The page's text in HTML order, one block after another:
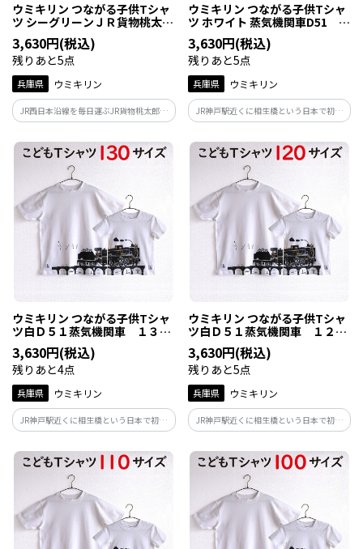
ウミキリン つながる子供Tシャ
ツ シーグリーンＪＲ貨物桃太
郎 ９０ｃｍ
3,630円(税込)
残りあと5点
兵庫県 ウミキリン
JR西日本沿線を毎日運ぶJR貨物桃太郎！
関西ではお馴染みの車両です。青い車体に
黄色ライン『 EF210形 桃太郎 』というニ
ックネームでも親しまれていてとっても
人気です！
ウミキリン つながる子供Tシャ
ツ ホワイト 蒸気機関車D51
140cm
3,630円(税込)
残りあと5点
兵庫県 ウミキリン
JR神戸駅近くに相生橋という日本で初め
て線路の上をまたぐ跨線橋があった事か
らこの地に展示されたD51。その跨線橋を
走るD51と神戸の風景をいれたデザイン
に！親子でつながって神戸駅のD51を見に
行こう。
ウミキリン つながる子供Tシャ
ツ白Ｄ５１蒸気機関車 １３０
3,630円(税込)
残りあと4点
兵庫県 ウミキリン
JR神戸駅近くに相生橋という日本で初め
て線路の上をまたぐ跨線橋があった事か
らこの地に展示されたD51。その跨線橋を
走るD51と神戸の風景をいれたデザイン
に！親子でつながって神戸駅のD51を見に
行こう。
ウミキリン つながる子供Tシャ
ツ白Ｄ５１蒸気機関車 １２０
3,630円(税込)
残りあと5点
兵庫県 ウミキリン
JR神戸駅近くに相生橋という日本で初め
て線路の上をまたぐ跨線橋があった事か
らこの地に展示されたD51。その跨線橋を
走るD51と神戸の風景をいれたデザイン
に！親子でつながって神戸駅のD51を見に
行こう。